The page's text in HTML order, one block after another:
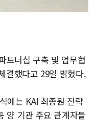
트너십 구축 및 업무협
결했다고 29일 밝혔다.
에는 KAI 최종원 전략
양 기관 주요 관계자들